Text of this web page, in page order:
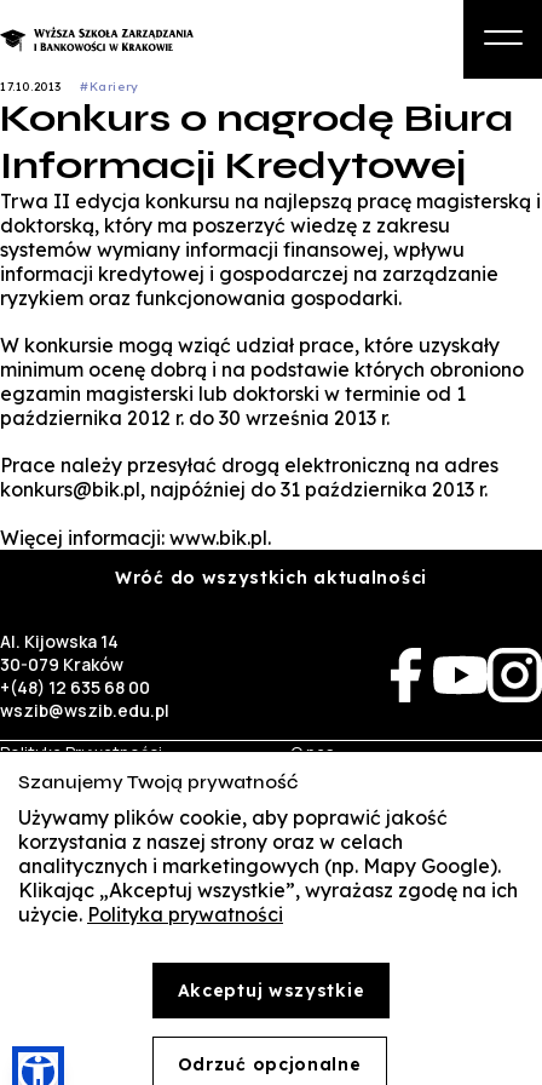
O nas
Studia podyplomowe i kursy
Kandydat
Biznes
Zapisz się na studia
17.10.2013 #Kariery
Konkurs o nagrodę Biura
Informacji Kredytowej
Trwa II edycja konkursu na najlepszą pracę magisterską i
doktorską, który ma poszerzyć wiedzę z zakresu
systemów wymiany informacji finansowej, wpływu
informacji kredytowej i gospodarczej na zarządzanie
ryzykiem oraz funkcjonowania gospodarki.
W konkursie mogą wziąć udział prace, które uzyskały
minimum ocenę dobrą i na podstawie których obroniono
egzamin magisterski lub doktorski w terminie od 1
października 2012 r. do 30 września 2013 r.
Prace należy przesyłać drogą elektroniczną na adres
konkurs@bik.pl, najpóźniej do 31 października 2013 r.
Więcej informacji: www.bik.pl.
Wróć do wszystkich aktualności
Al. Kijowska 14
30-079 Kraków
+(48) 12 635 68 00
wszib@wszib.edu.pl
Polityka Prywatności
RODO
Identyfikacja wizualna
O nas
Rekrutacja
Studia
Kontakt
Biznes
Wynajem sal
Targi pracy
Student
Multis Multum
Treści zawarte na stronie www.wszib.edu.pl oraz jej podstronach stanowią, o ile nie wskazano
części: kopiowania, reprodukowania, modyfikowania, dystrybuowania, publikowania,
wyświetlania, utrwalania oraz wykorzystywania w jakiejkolwiek innej formie. Ograniczenia
powyższe nie dotyczą dozwolonego użytku osobistego.
Szanujemy Twoją prywatność
Używamy plików cookie, aby poprawić jakość
korzystania z naszej strony oraz w celach
analitycznych i marketingowych (np. Mapy Google).
Klikając „Akceptuj wszystkie”, wyrażasz zgodę na ich
użycie. Polityka prywatności
Akceptuj wszystkie
Odrzuć opcjonalne